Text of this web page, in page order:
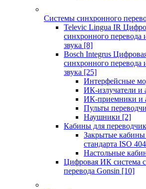
Системы синхронного
Televic Lingua IR
синхронного перевода
звука [8]
Bosch Integrus
синхронного перевода
звука [25]
Интерфейсные
ИК-излучатели и
ИК-приемники и
Пульты
Наушники [2]
Кабины для
Закрытые кабины
стандарта ISO
Настольные
Цифровая ИК система
перевода Gonsin [10]